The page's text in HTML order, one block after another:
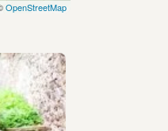
OpenStreetMap